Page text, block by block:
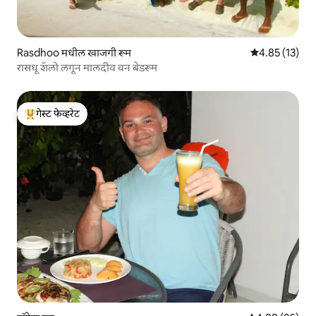
Rasdhoo मधील खाजगी रूम 5 पैकी 4.85
4.85 (13)
रासधू शॅलो लगून मालदीव वन बेडरूम
टॉप गेस्ट फेव्हरेट
गेस्ट फेव्हरेट